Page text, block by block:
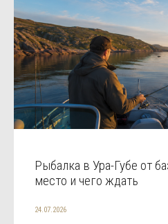
Рыбалка в Ура-Губе от
место и чего ждать
24.07.2026